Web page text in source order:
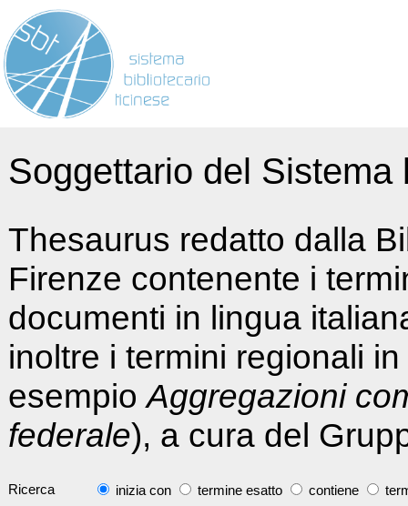
Soggettario del
Thesaurus redatto dalla
Firenze contenente i
documenti in lingua
inoltre i termini regionali
esempioAggregazioni
federale), a cura del
Ricerca inizia con termine esatto contiene